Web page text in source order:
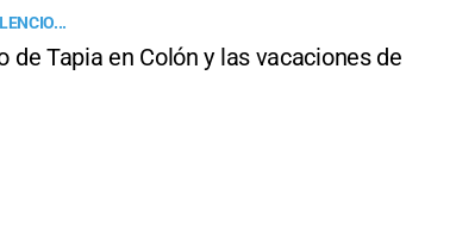
de Tapia en Colón y las vacaciones de